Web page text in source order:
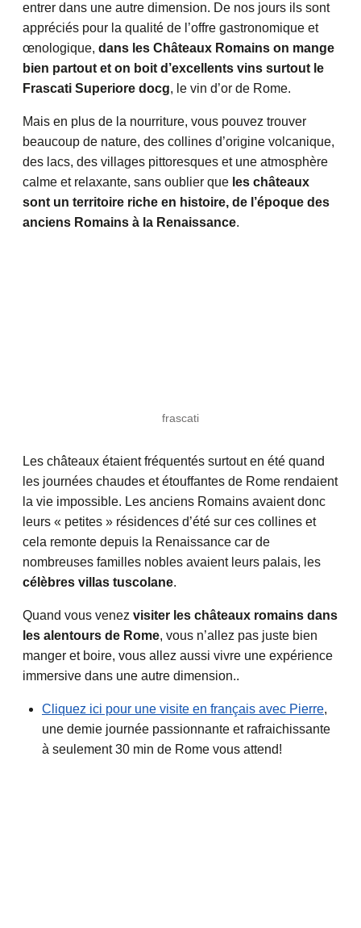
entrer dans une autre dimension. De nos jours ils sont
appréciés pour la qualité de l’offre gastronomique et
œnologique, dans les Châteaux Romains on mange
bien partout et on boit d’excellents vins surtout le
Frascati Superiore docg, le vin d’or de Rome.
Mais en plus de la nourriture, vous pouvez trouver
beaucoup de nature, des collines d’origine volcanique,
des lacs, des villages pittoresques et une atmosphère
calme et relaxante, sans oublier que les châteaux
sont un territoire riche en histoire, de l’époque des
anciens Romains à la Renaissance.
frascati
Les châteaux étaient fréquentés surtout en été quand
les journées chaudes et étouffantes de Rome rendaient
la vie impossible. Les anciens Romains avaient donc
leurs « petites » résidences d’été sur ces collines et
cela remonte depuis la Renaissance car de
nombreuses familles nobles avaient leurs palais, les
célèbres villas tuscolane.
Quand vous venez visiter les châteaux romains dans
les alentours de Rome, vous n’allez pas juste bien
manger et boire, vous allez aussi vivre une expérience
immersive dans une autre dimension..
Cliquez ici pour une visite en français avec Pierre,
une demie journée passionnante et rafraichissante
à seulement 30 min de Rome vous attend!